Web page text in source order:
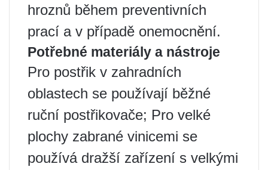
hroznů během preventivních
prací a v případě onemocnění.
Potřebné materiály a nástroje
Pro postřik v zahradních
oblastech se používají běžné
ruční postřikovače; Pro velké
plochy zabrané vinicemi se
používá dražší zařízení s velkými